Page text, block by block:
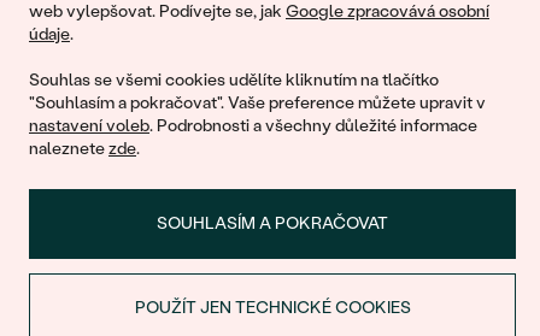
web vylepšovat. Podívejte se, jak Google zpracovává osobní
údaje.
Souhlas se všemi cookies udělíte kliknutím na tlačítko
"Souhlasím a pokračovat". Vaše preference můžete upravit v
nastavení voleb. Podrobnosti a všechny důležité informace
naleznetezde.
SOUHLASÍM A POKRAČOVAT
POUŽÍT JEN TECHNICKÉ COOKIES
© 2011 - 2026, Eppi.cz